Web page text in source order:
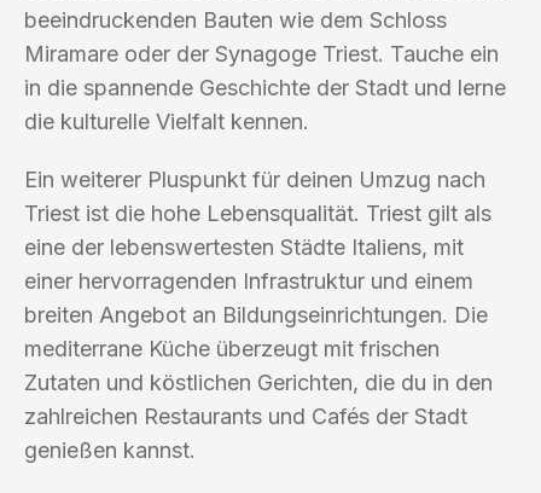
beeindruckenden Bauten wie dem Schloss
Miramare oder der Synagoge Triest. Tauche ein
in die spannende Geschichte der Stadt und lerne
die kulturelle Vielfalt kennen.
Ein weiterer Pluspunkt für deinen Umzug nach
Triest ist die hohe Lebensqualität. Triest gilt als
eine der lebenswertesten Städte Italiens, mit
einer hervorragenden Infrastruktur und einem
breiten Angebot an Bildungseinrichtungen. Die
mediterrane Küche überzeugt mit frischen
Zutaten und köstlichen Gerichten, die du in den
zahlreichen Restaurants und Cafés der Stadt
genießen kannst.